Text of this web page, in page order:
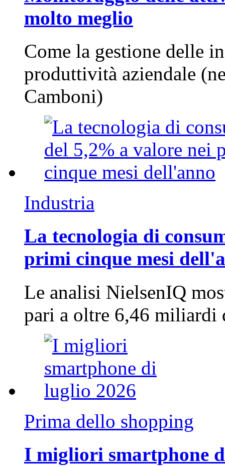
molto meglio
Come la gestione delle
produttività aziendale
Camboni)
Industria
La tecnologia di
primi cinque mesi
Le analisi NielsenIQ
pari a oltre 6,46
Prima dello shopping
I migliori smartphone